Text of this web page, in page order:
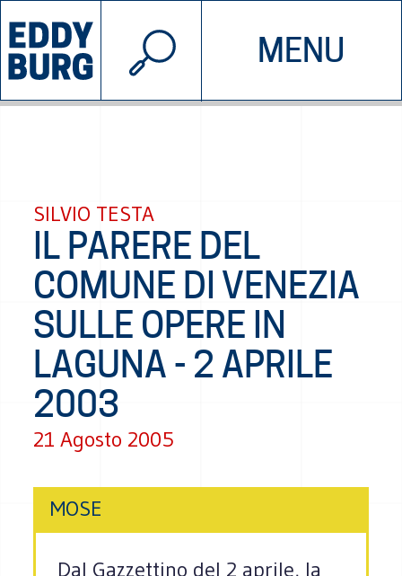
MENU
INIZIATIVE CHI SIAMO
© 2026 EDDYBURG
SILVIO TESTA
IL PARERE DEL
COMUNE DI VENEZIA
SULLE OPERE IN
LAGUNA - 2 APRILE
2003
21 Agosto 2005
MOSE
Dal Gazzettino del 2 aprile, la